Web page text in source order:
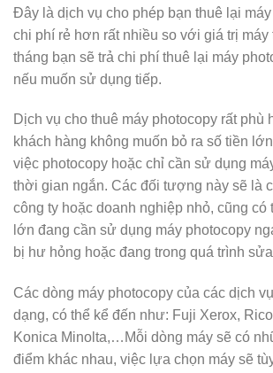
Đây là dịch vụ cho phép bạn thuê lại
chi phí rẻ hơn rất nhiều so với giá trị máy
tháng bạn sẽ trả chi phí thuê lại máy
nếu muốn sử dụng tiếp.
Dịch vụ cho thuê máy photocopy rất
khách hàng không muốn bỏ ra số tiền
việc photocopy hoặc chỉ cần sử dụng
thời gian ngắn. Các đối tượng này sẽ là
công ty hoặc doanh nghiệp nhỏ, cũng có
lớn đang cần sử dụng máy photocopy
bị hư hỏng hoặc đang trong quá trình
Các dòng máy photocopy của các dịch
dạng, có thể kể đến như: Fuji Xerox,
Konica Minolta,…Mỗi dòng máy sẽ có
điểm khác nhau, việc lựa chọn máy sẽ